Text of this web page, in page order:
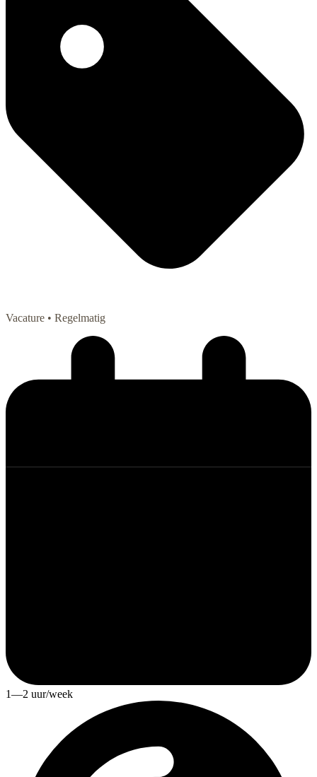
Vacature • Regelmatig
1—2 uur/week